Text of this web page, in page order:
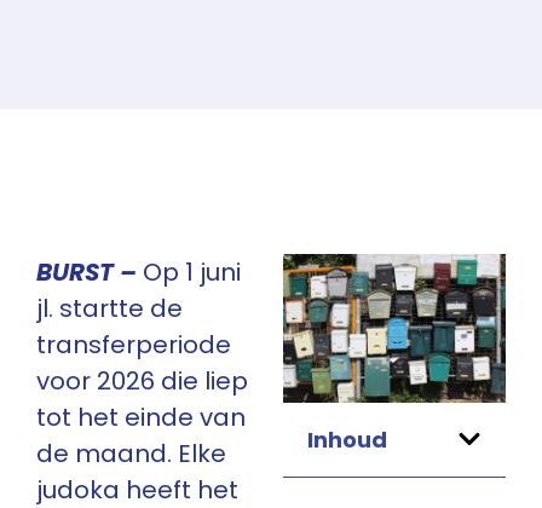
BURST – Op 1 juni
jl. startte de
transferperiode
voor 2026 die liep
tot het einde van
de maand. Elke
judoka heeft het
Inhoud